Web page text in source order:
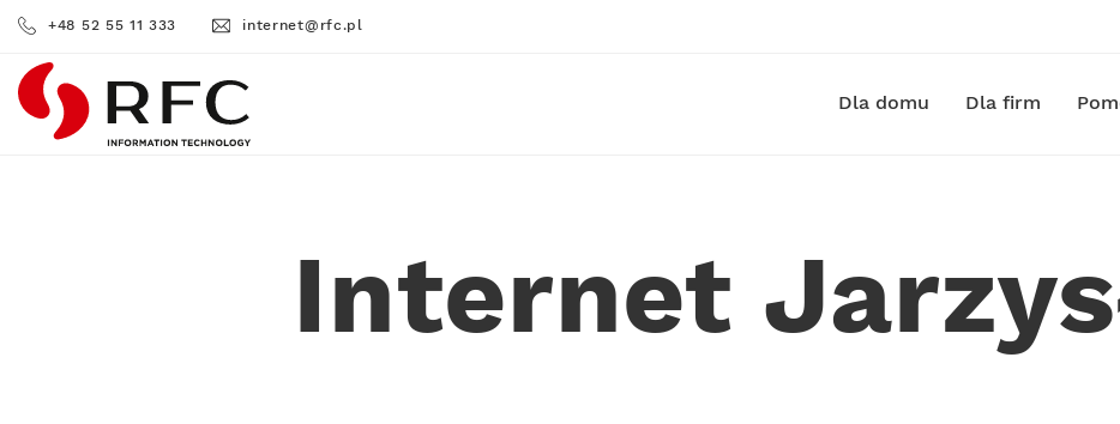
+48 52 55 11 333 internet@rfc.pl
RFC Dla domu Dla firm
Internet